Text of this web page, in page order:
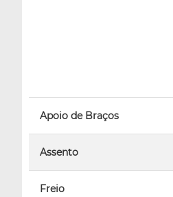
Apoio de Braços
Assento
Freio